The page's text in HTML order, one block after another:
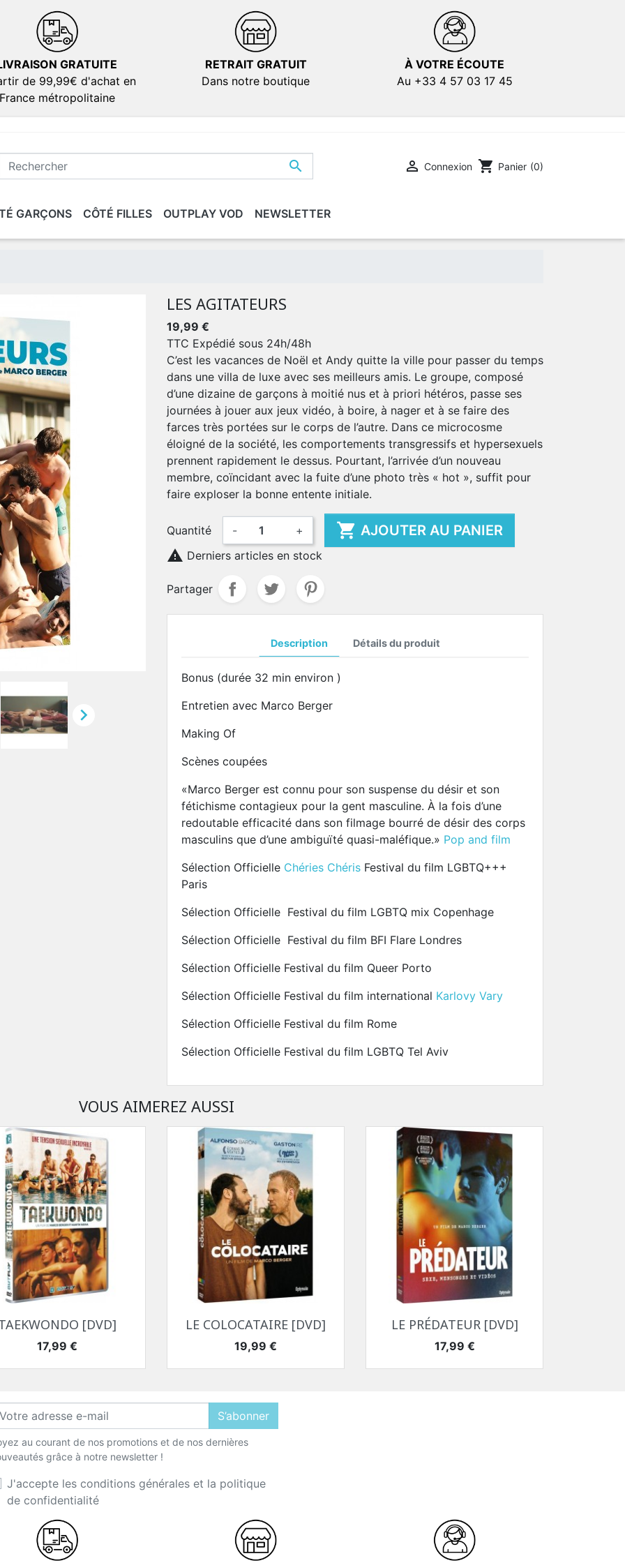
GRATUITE
de 99,99€ d'achat en
métropolitaine
RETRAIT GRATUIT
Dans notre boutique
À VOTRE ÉCOUTE
Au +33 4 57 03 17 45
  Connexion shopping_cart Panier (0)
GARÇONS
SÉRIES DOCUMENTAIRES VERSION FRANÇAISE AFFICHES DE FILMS
CÔTÉ FILLES
SÉRIES DOCUMENTAIRES VERSION FRANÇAISE AFFICHES DE FILMS
OUTPLAY VOD NEWSLETTER

LES AGITATEURS
19,99 €
TTC Expédié sous 24h/48h
C’est les vacances de Noël et Andy quitte la ville pour passer du temps
dans une villa de luxe avec ses meilleurs amis. Le groupe, composé
d’une dizaine de garçons à moitié nus et à priori hétéros, passe ses
journées à jouer aux jeux vidéo, à boire, à nager et à se faire des
farces très portées sur le corps de l’autre. Dans ce microcosme
éloigné de la société, les comportements transgressifs et hypersexuels
prennent rapidement le dessus. Pourtant, l’arrivée d’un nouveau
membre, coïncidant avec la fuite d’une photo très « hot », suffit pour
faire exploser la bonne entente initiale.
Quantité - +  AJOUTER AU PANIER
 Derniers articles en stock
Partager
Description Détails du produit
Bonus (durée 32 min environ )
Entretien avec Marco Berger
Making Of
Scènes coupées
«Marco Berger est connu pour son suspense du désir et son
fétichisme contagieux pour la gent masculine. À la fois d’une
redoutable efficacité dans son filmage bourré de désir des corps
masculins que d’une ambiguïté quasi-maléfique.» Pop and film
Sélection Officielle Chéries Chéris Festival du film LGBTQ+++
Paris
Sélection Officielle Festival du film LGBTQ mix Copenhage
Sélection Officielle Festival du film BFI Flare Londres
Sélection Officielle Festival du film Queer Porto
Sélection Officielle Festival du film international Karlovy Vary
Sélection Officielle Festival du film Rome
Sélection Officielle Festival du film LGBTQ Tel Aviv
VOUS AIMEREZ AUSSI
Aperçu rapide[DVD]
Prix
17,99 €
Aperçu rapide
LE COLOCATAIRE [DVD]
Prix
19,99 €
Aperçu rapide
LE PRÉDATEUR [DVD]
Prix
17,99 €
S’abonner
au courant de nos promotions et de nos dernières
grâce à notre newsletter !
J'accepte les conditions générales et la politique
de confidentialité